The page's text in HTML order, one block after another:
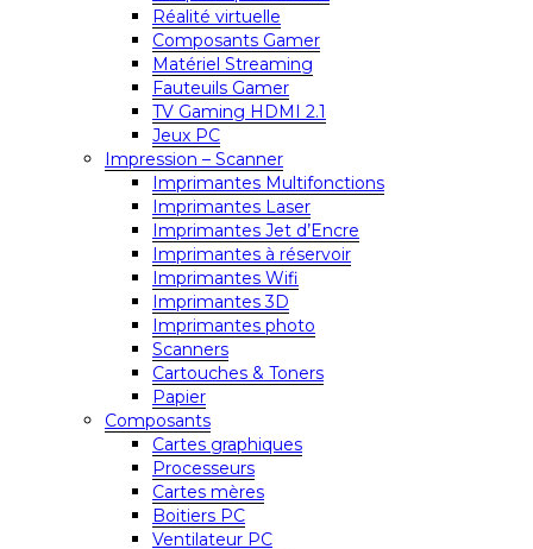
Réalité virtuelle
Composants Gamer
Matériel Streaming
Fauteuils Gamer
TV Gaming HDMI 2.1
Jeux PC
Impression – Scanner
Imprimantes Multifonctions
Imprimantes Laser
Imprimantes Jet d’Encre
Imprimantes à réservoir
Imprimantes Wifi
Imprimantes 3D
Imprimantes photo
Scanners
Cartouches & Toners
Papier
Composants
Cartes graphiques
Processeurs
Cartes mères
Boitiers PC
Ventilateur PC